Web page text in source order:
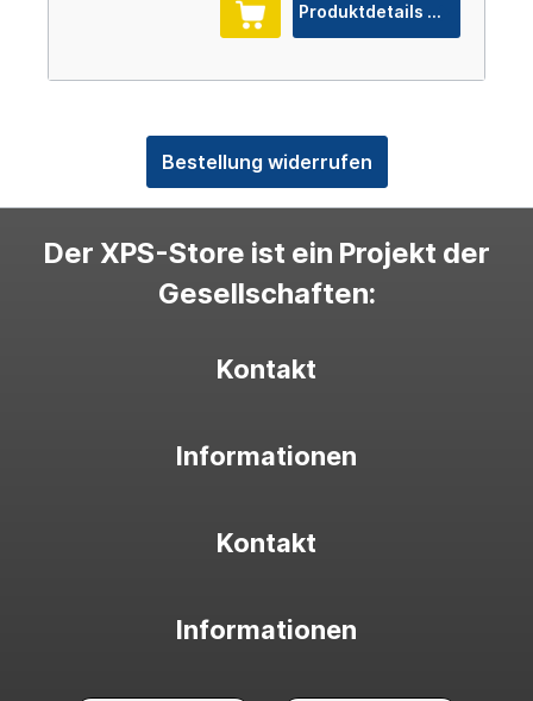
Produktdetails
Bestellung widerrufen
Der XPS-Store ist ein Projekt der
Gesellschaften:
Kontakt
Informationen
Kontakt
Informationen